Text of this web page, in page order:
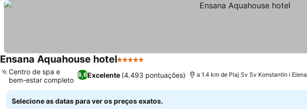
Ensana Aquahouse hotel5 Estrelas
8,6Excelente (4.493 pontuações)
Centro de spa e
bem-estar completo
a 1.4 km de Plaj Sv Sv Konstantin i Elena
Selecione as datas para ver os preços exatos.